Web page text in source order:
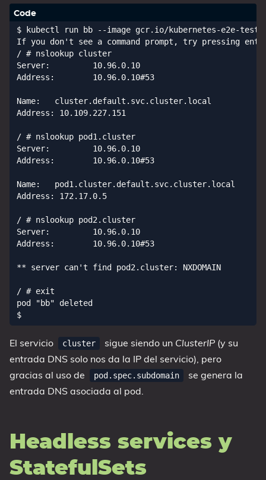
$ kubectl run bb --image gcr.io/kubernetes-e2e-
If you don't see a command prompt, try pressing
/ # nslookup cluster
Server:         10.96.0.10
Address:        10.96.0.10#53
Name:   cluster.default.svc.cluster.local
Address: 10.109.227.151
/ # nslookup pod1.cluster
Server:         10.96.0.10
Address:        10.96.0.10#53
Name:   pod1.cluster.default.svc.cluster.local
Address: 172.17.0.5
/ # nslookup pod2.cluster
Server:         10.96.0.10
Address:        10.96.0.10#53
** server can't find pod2.cluster: NXDOMAIN
/ # exit
pod "bb" deleted
El servicio cluster sigue siendo un ClusterIP (y su
entrada DNS solo nos da la IP del servicio), pero
gracias al uso de
pod.spec.subdomain
se genera la
entrada DNS asociada al pod.
Headless services y
StatefulSets